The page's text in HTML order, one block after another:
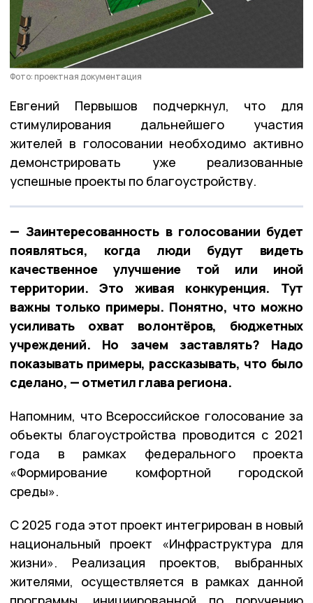
Фото: проектная документация
Евгений Первышов подчеркнул, что для
стимулирования дальнейшего участия
жителей в голосовании необходимо активно
демонстрировать уже реализованные
успешные проекты по благоустройству.
— Заинтересованность в голосовании будет
появляться, когда люди будут видеть
качественное улучшение той или иной
территории. Это живая конкуренция. Тут
важны только примеры. Понятно, что можно
усиливать охват волонтёров, бюджетных
учреждений. Но зачем заставлять? Надо
показывать примеры, рассказывать, что было
сделано, — отметил глава региона.
Напомним, что Всероссийское голосование за
объекты благоустройства проводится с 2021
года в рамках федерального проекта
«Формирование комфортной городской
среды».
С 2025 года этот проект интегрирован в новый
национальный проект «Инфраструктура для
жизни». Реализация проектов, выбранных
жителями, осуществляется в рамках данной